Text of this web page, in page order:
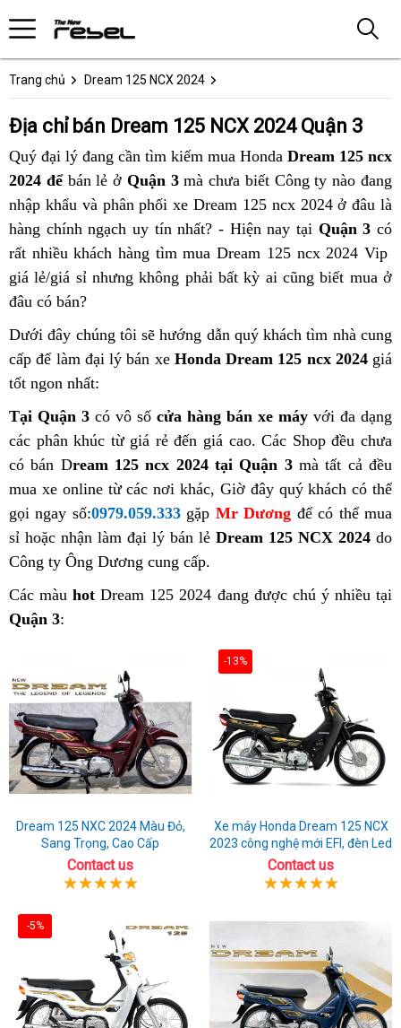
Trang chủ Dream 125 NCX 2024
Địa chỉ bán Dream 125 NCX 2024 Quận 3
Quý đại lý đang cần tìm kiếm mua Honda Dream 125 ncx
2024 để bán lẻ ở Quận 3mà chưa biết Công ty nào đang
nhập khẩu và phân phối xe Dream 125 ncx 2024 ở đâu là
hàng chính ngạch uy tín nhất? - Hiện nay tại Quận 3 có
rất nhiều khách hàng tìm mua Dream 125 ncx 2024 Vip
giá lẻ/giá sỉ nhưng không phải bất kỳ ai cũng biết mua ở
đâu có bán?
Dưới đây chúng tôi sẽ hướng dẫn quý khách tìm nhà cung
cấp để làm đại lý bán xe Honda Dream 125 ncx 2024giá
tốt ngon nhất:
Tại Quận 3 có vô số cửa hàng bán xe máy với đa dạng
các phân khúc từ giá rẻ đến giá cao. Các Shop đều chưa
có bán Dream 125 ncx 2024 tại Quận 3mà tất cả đều
mua xe online từ các nơi khác, Giờ đây quý khách có thể
gọi ngay số:0979.059.333gặp Mr Dương để có thể mua
sỉ hoặc nhận làm đại lý bán lẻ Dream 125 NCX 2024 do
Công ty Ông Dương cung cấp.
Các màuhot Dream 125 2024 đang được chú ý nhiều tại
Quận 3:
Dream 125 NXC 2024 Màu Đỏ,
Sang Trọng, Cao Cấp
Contact us
-13%
Xe máy Honda Dream 125 NCX
2023 công nghệ mới EFI, đèn Led
Contact us
-5%